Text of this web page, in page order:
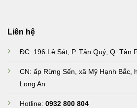
Liên hệ
ĐC: 196 Lê Sát, P. Tân Quý, Q. Tân
CN: ấp Rừng Sến, xã Mỹ Hạnh Bắc,
Long An
Hotline: 0932 800 804